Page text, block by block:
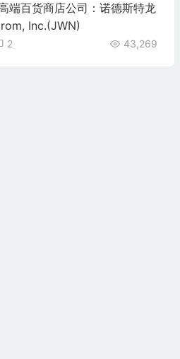
端百货商店公司：诺德斯特龙
Inc.(JWN)
43,269
2